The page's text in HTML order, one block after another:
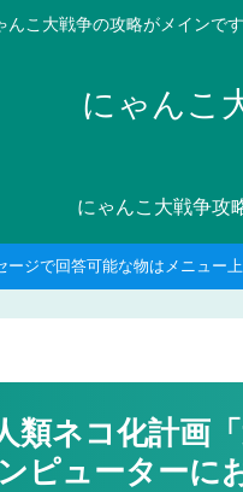
んこ大戦争の攻略がメインで
にゃんこ
にゃんこ大戦争攻
ージで回答可能な物はメニュー
ネコ化計画「
ピューターに